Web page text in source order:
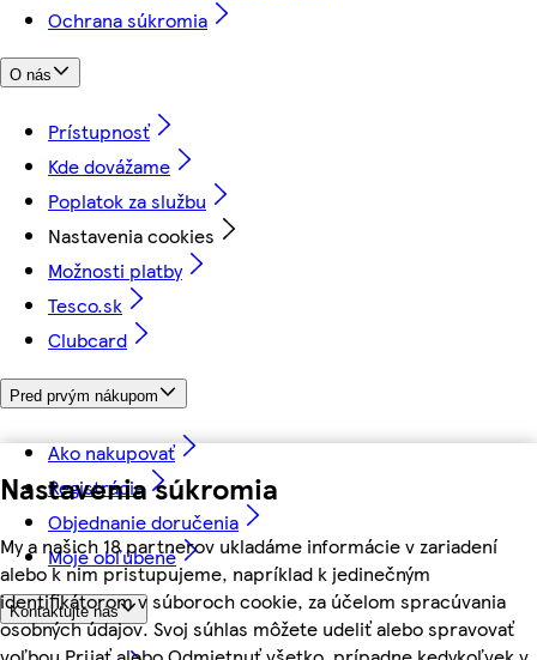
Nastavenia súkromia
My a našich 18 partnerov ukladáme informácie v zariadení
alebo k nim pristupujeme, napríklad k jedinečným
identifikátorom v súboroch cookie, za účelom spracúvania
osobných údajov. Svoj súhlas môžete udeliť alebo spravovať
Ochrana súkromia
O nás
Prístupnosť
Kde dovážame
Poplatok za službu
Nastavenia cookies
Možnosti platby
Tesco.sk
Clubcard
Pred prvým nákupom
Ako nakupovať
Registrácia
Objednanie doručenia
Moje obľúbené
Kontaktujte nás